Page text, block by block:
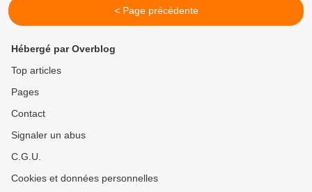
< Page précédente
Hébergé par Overblog
Top articles
Pages
Contact
Signaler un abus
C.G.U.
Cookies et données personnelles